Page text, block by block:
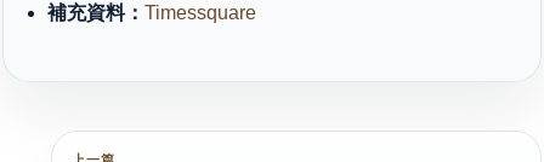
補充資料： Timessquare